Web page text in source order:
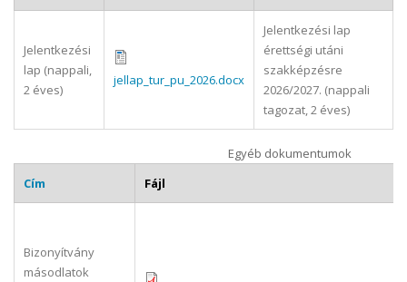
Jelentkezési
lap (nappali,
2 éves)
jellap_tur_pu_2026.docx
Jelentkezési lap
érettségi utáni
szakképzésre
2026/2027. (nappali
tagozat, 2 éves)
Egyéb dokumentumok
Cím
Fájl
Bizonyítvány
másodlatok